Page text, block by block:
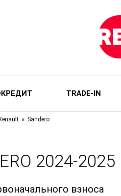
TRADE-IN
Sandero
2024-2025
взноса